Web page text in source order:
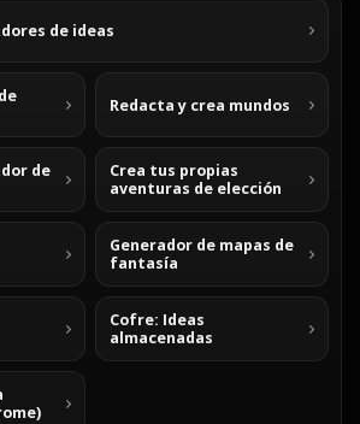
de ideas
Redacta y crea mundos
de
Crea tus propias
aventuras de elección
Generador de mapas de
fantasía
Cofre: Ideas
almacenadas